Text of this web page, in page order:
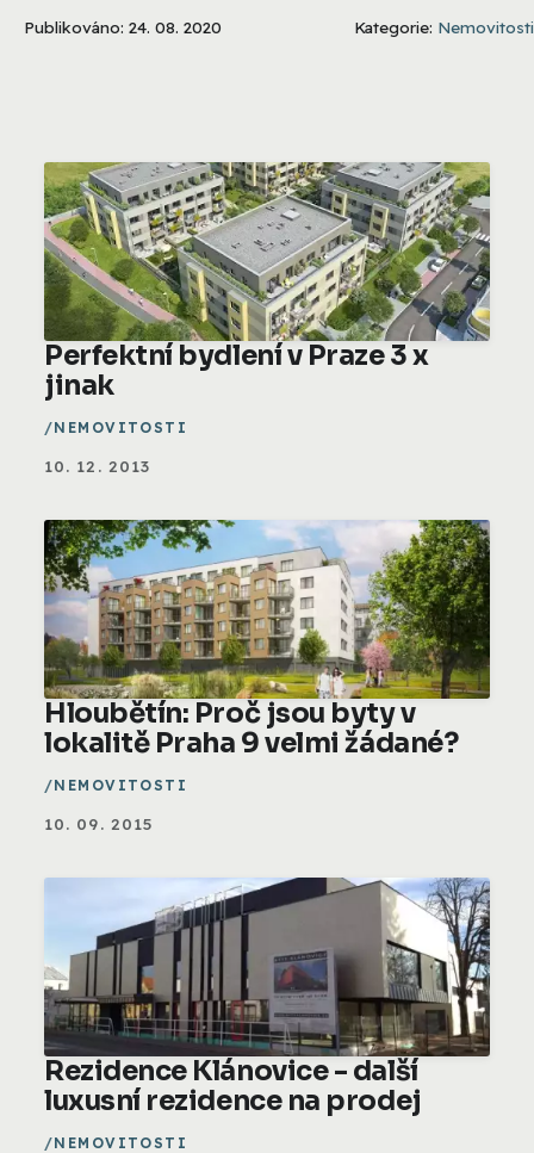
Publikováno: 24. 08. 2020 Kategorie: Nemovitosti
Perfektní bydlení v Praze 3 x
jinak
NEMOVITOSTI
10. 12. 2013
Hloubětín: Proč jsou byty v
lokalitě Praha 9 velmi žádané?
NEMOVITOSTI
10. 09. 2015
Rezidence Klánovice - další
luxusní rezidence na prodej
NEMOVITOSTI